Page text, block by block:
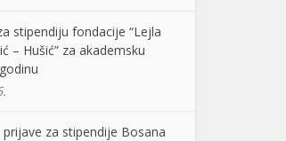
stipendiju fondacije “Lejla
– Hušić” za akademsku
za stipendije Bosana